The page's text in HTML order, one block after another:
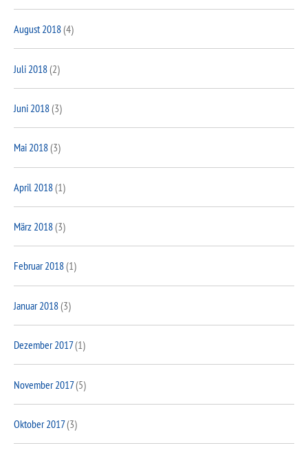
August 2018(4)
Juli 2018(2)
Juni 2018(3)
Mai 2018(3)
April 2018(1)
März 2018(3)
Februar 2018(1)
Januar 2018(3)
Dezember 2017(1)
November 2017(5)
Oktober 2017(3)